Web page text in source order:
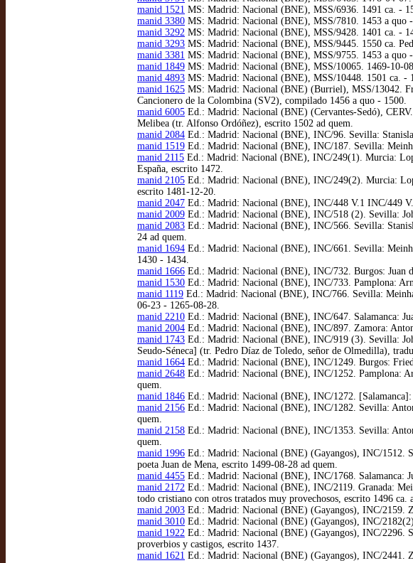
manid 1521 MS: Madrid: Nacional (BNE), MSS/6936. 1491 ca. -
manid 3380 MS: Madrid: Nacional (BNE), MSS/7810. 1453 a quo
manid 3292 MS: Madrid: Nacional (BNE), MSS/9428. 1401 ca. -
manid 3293 MS: Madrid: Nacional (BNE), MSS/9445. 1550 ca.
manid 3381 MS: Madrid: Nacional (BNE), MSS/9755. 1453 a quo
manid 1849 MS: Madrid: Nacional (BNE), MSS/10065. 1469-10-
manid 4893 MS: Madrid: Nacional (BNE), MSS/10448. 1501 ca. -
manid 1625 MS: Madrid: Nacional (BNE) (Burriel), MSS/13042.
Cancionero de la Colombina (SV2), compilado 1456 a quo - 1500.
manid 6005 Ed.: Madrid: Nacional (BNE) (Cervantes-Sedó),
Melibea (tr. Alfonso Ordóñez), escrito 1502 ad quem.
manid 2084 Ed.: Madrid: Nacional (BNE), INC/96. Sevilla:
manid 1519 Ed.: Madrid: Nacional (BNE), INC/187. Sevilla:
manid 2115 Ed.: Madrid: Nacional (BNE), INC/249(1). Murcia:
España, escrito 1472.
manid 2105 Ed.: Madrid: Nacional (BNE), INC/249(2). Murcia:
escrito 1481-12-20.
manid 2047 Ed.: Madrid: Nacional (BNE), INC/448 V.1 INC/449
manid 2009 Ed.: Madrid: Nacional (BNE), INC/518 (2). Sevilla:
manid 2083 Ed.: Madrid: Nacional (BNE), INC/566. Sevilla:
24 ad quem.
manid 1694 Ed.: Madrid: Nacional (BNE), INC/661. Sevilla:
1430 - 1434.
manid 1666 Ed.: Madrid: Nacional (BNE), INC/732. Burgos: Juan
manid 1530 Ed.: Madrid: Nacional (BNE), INC/733. Pamplona:
manid 1119 Ed.: Madrid: Nacional (BNE), INC/766. Sevilla:
06-23 - 1265-08-28.
manid 2210 Ed.: Madrid: Nacional (BNE), INC/647. Salamanca:
manid 2004 Ed.: Madrid: Nacional (BNE), INC/897. Zamora:
manid 1743 Ed.: Madrid: Nacional (BNE), INC/919 (3). Sevilla:
Seudo-Séneca] (tr. Pedro Díaz de Toledo, señor de Olmedilla),
manid 1664 Ed.: Madrid: Nacional (BNE), INC/1249. Burgos:
manid 2648 Ed.: Madrid: Nacional (BNE), INC/1252. Pamplona:
quem.
manid 1846 Ed.: Madrid: Nacional (BNE), INC/1272.
manid 2156 Ed.: Madrid: Nacional (BNE), INC/1282. Sevilla:
quem.
manid 2158 Ed.: Madrid: Nacional (BNE), INC/1353. Sevilla:
quem.
manid 1996 Ed.: Madrid: Nacional (BNE) (Gayangos), INC/1512.
poeta Juan de Mena, escrito 1499-08-28 ad quem.
manid 4455 Ed.: Madrid: Nacional (BNE), INC/1768. Salamanca:
manid 2172 Ed.: Madrid: Nacional (BNE), INC/2119. Granada:
todo cristiano con otros tratados muy provechosos, escrito 1496 ca.
manid 2003 Ed.: Madrid: Nacional (BNE) (Gayangos), INC/2159.
manid 3010 Ed.: Madrid: Nacional (BNE) (Gayangos), INC/
manid 1922 Ed.: Madrid: Nacional (BNE) (Gayangos), INC/2296.
proverbios y castigos, escrito 1437.
manid 1621 Ed.: Madrid: Nacional (BNE) (Gayangos), INC/2441.